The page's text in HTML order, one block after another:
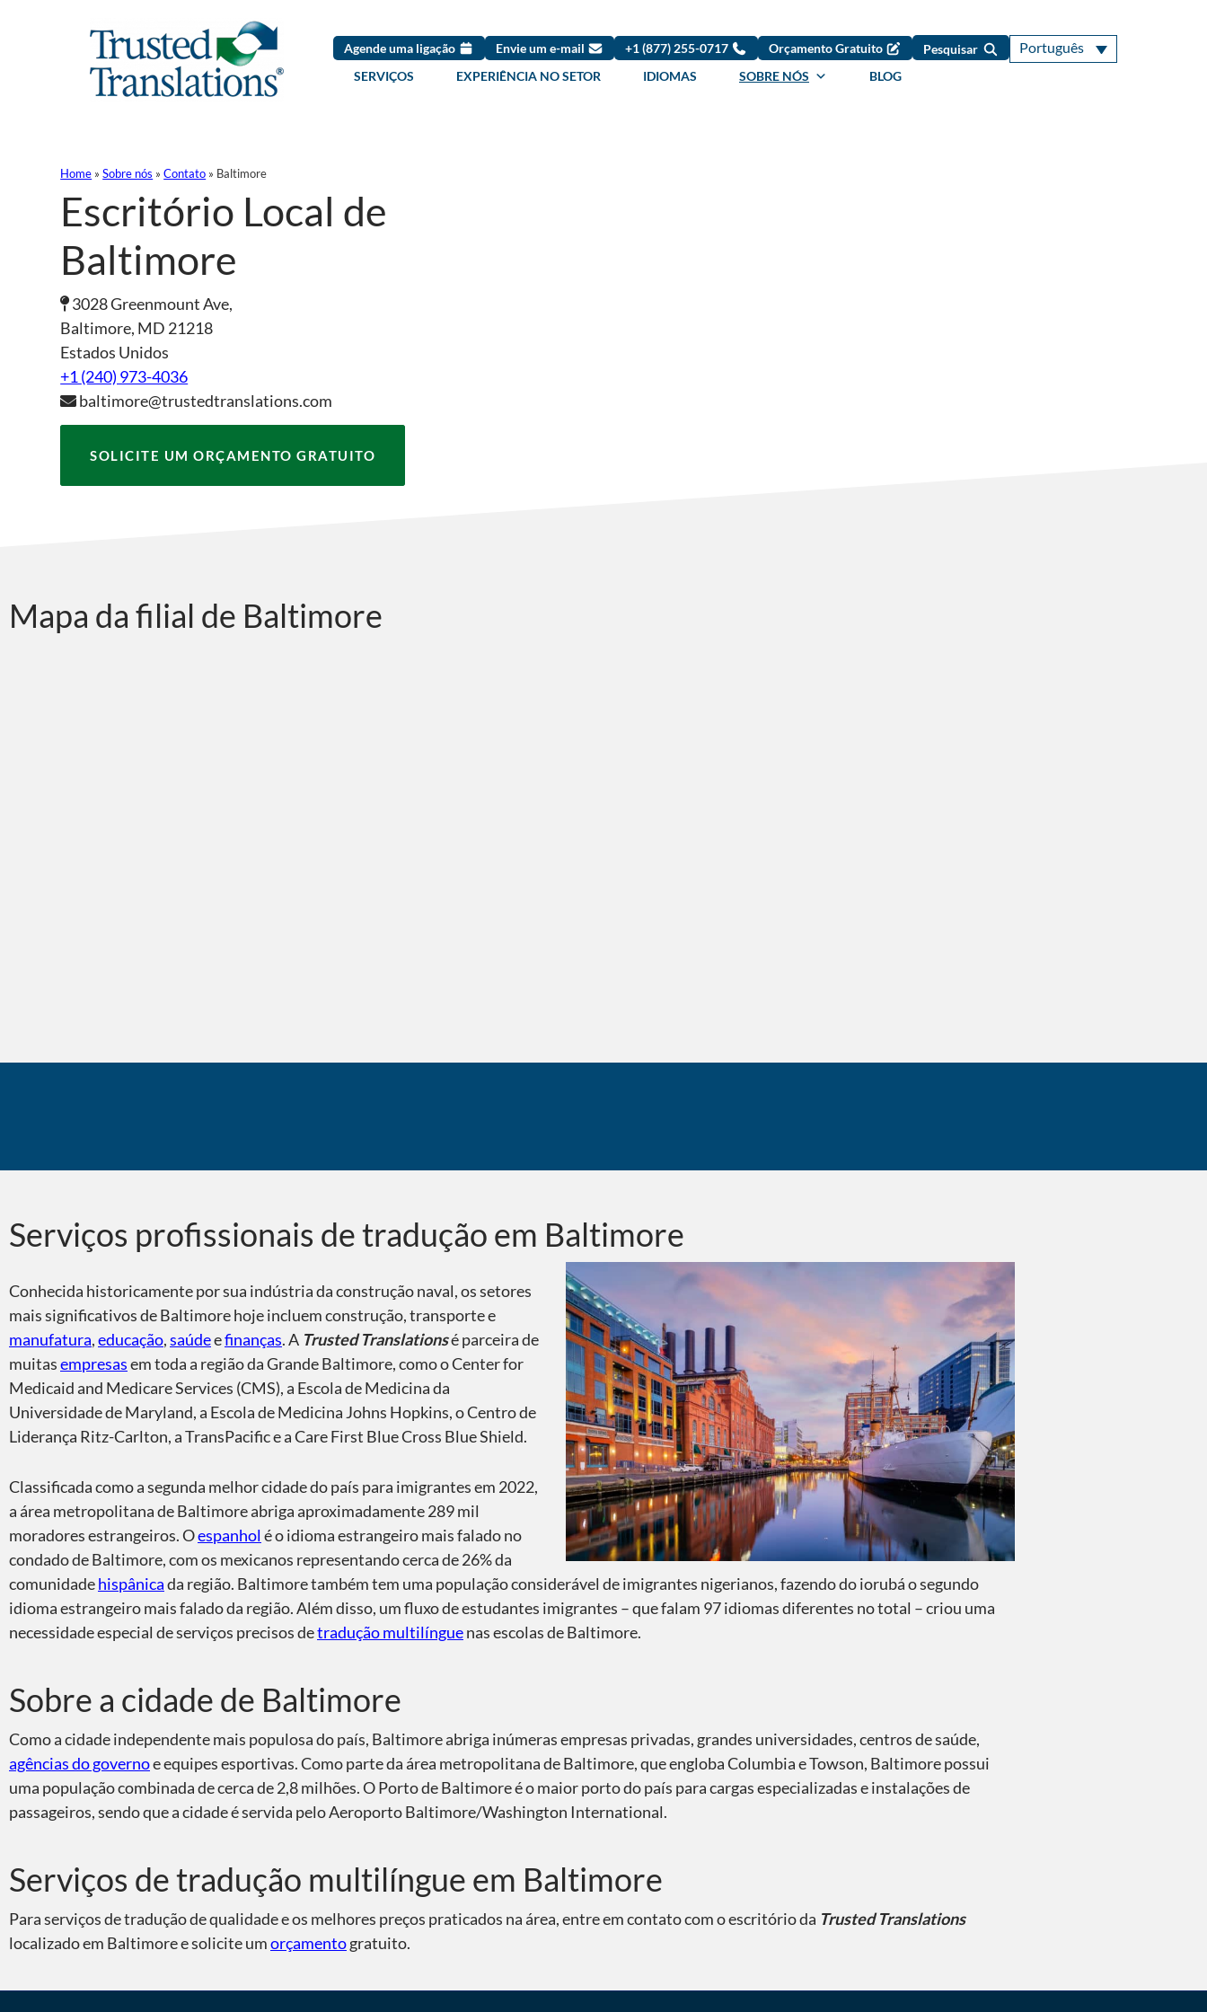
Agende uma ligação Envie um e-mail +1 (877) 255-0717 Orçamento Gratuito Pesquisar Português
SERVIÇOS EXPERIÊNCIA NO SETOR IDIOMAS SOBRE NÓS BLOG
Home »Sobre nós »Contato » Baltimore
Escritório Local de
Baltimore
3028 Greenmount Ave,
Baltimore, MD 21218
Estados Unidos
+1(240) 973-4036
baltimore@trustedtranslations.com
SOLICITE UM ORÇAMENTO GRATUITO
Mapa da filial de Baltimore
Você sabia?
Serviços profissionais de tradução em Baltimore
Conhecida historicamente por sua indústria da construção naval, os setores
mais significativos de Baltimore hoje incluem construção, transporte e
manufatura,educação,saúdeefinanças. A Trusted Translationsé parceira de
muitasempresasem toda a região da Grande Baltimore, como o Center for
Medicaid and Medicare Services (CMS), a Escola de Medicina da
Universidade de Maryland, a Escola de Medicina Johns Hopkins, o Centro de
Liderança Ritz-Carlton, a TransPacific e a Care First Blue Cross Blue Shield.
Classificada como a segunda melhor cidade do país para imigrantes em 2022,
a área metropolitana de Baltimore abriga aproximadamente 289 mil
moradores estrangeiros. Oespanhol é o idioma estrangeiro mais falado no
condado de Baltimore, com os mexicanos representando cerca de 26% da
comunidadehispânicada região. Baltimore também tem uma população considerável de imigrantes nigerianos, fazendo do iorubá o segundo
idioma estrangeiro mais falado da região. Além disso, um fluxo de estudantes imigrantes – que falam 97 idiomas diferentes no total – criou uma
necessidade especial de serviços precisos detradução multilínguenas escolas de Baltimore.
Sobre a cidade de Baltimore
Como a cidade independente mais populosa do país, Baltimore abriga inúmeras empresas privadas, grandes universidades, centros de saúde,
agências do governoe equipes esportivas. Como parte da área metropolitana de Baltimore, que engloba Columbia e Towson, Baltimore possui
uma população combinada de cerca de 2,8 milhões. O Porto de Baltimore é o maior porto do país para cargas especializadas e instalações de
passageiros, sendo que a cidade é servida pelo Aeroporto Baltimore/Washington International.
Serviços de tradução multilíngue em Baltimore
Para serviços de tradução de qualidade e os melhores preços praticados na área, entre em contato com o escritório da Trusted Translations
localizado em Baltimore e solicite umorçamentogratuito.